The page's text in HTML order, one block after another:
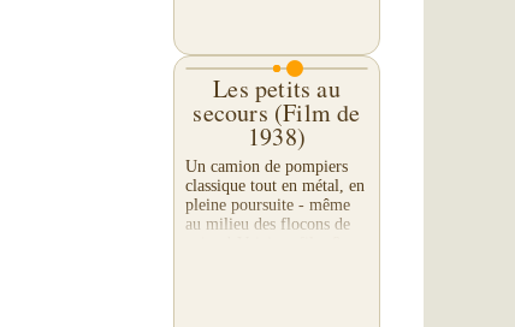
Les petits au
secours (Film de
1938)
Un camion de pompiers
classique tout en métal, en
pleine poursuite - même
au milieu des flocons de